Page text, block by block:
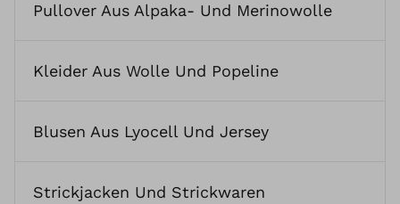
Pullover Aus Alpaka- Und Merinowolle
Kleider Aus Wolle Und Popeline
Blusen Aus Lyocell Und Jersey
Strickjacken Und Strickwaren